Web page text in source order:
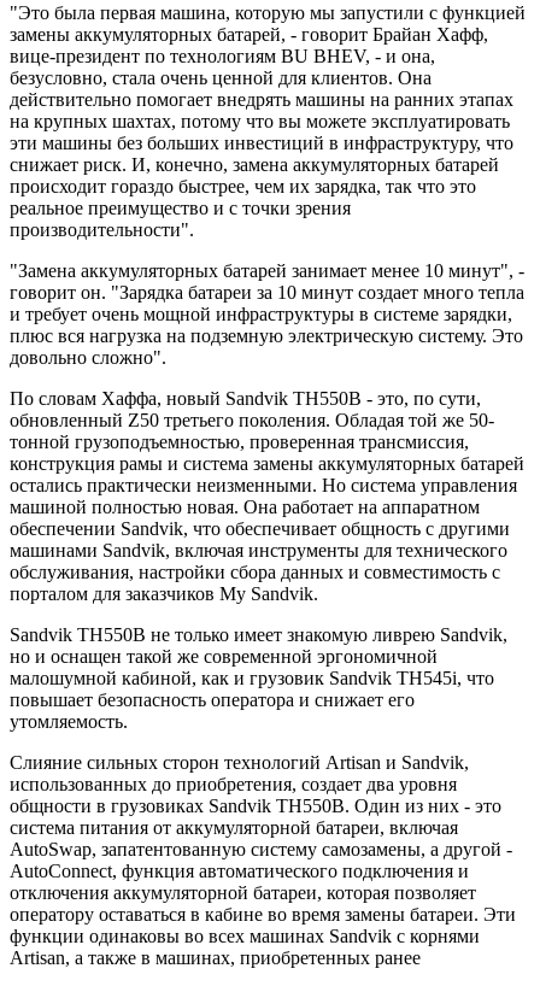
"Это была первая машина, которую мы запустили с функцией
замены аккумуляторных батарей, - говорит Брайан Хафф,
вице-президент по технологиям BU BHEV, - и она,
безусловно, стала очень ценной для клиентов. Она
действительно помогает внедрять машины на ранних этапах
на крупных шахтах, потому что вы можете эксплуатировать
эти машины без больших инвестиций в инфраструктуру, что
снижает риск. И, конечно, замена аккумуляторных батарей
происходит гораздо быстрее, чем их зарядка, так что это
реальное преимущество и с точки зрения
производительности".
"Замена аккумуляторных батарей занимает менее 10 минут", -
говорит он. "Зарядка батареи за 10 минут создает много тепла
и требует очень мощной инфраструктуры в системе зарядки,
плюс вся нагрузка на подземную электрическую систему. Это
довольно сложно".
По словам Хаффа, новый Sandvik TH550B - это, по сути,
обновленный Z50 третьего поколения. Обладая той же 50-
тонной грузоподъемностью, проверенная трансмиссия,
конструкция рамы и система замены аккумуляторных батарей
остались практически неизменными. Но система управления
машиной полностью новая. Она работает на аппаратном
обеспечении Sandvik, что обеспечивает общность с другими
машинами Sandvik, включая инструменты для технического
обслуживания, настройки сбора данных и совместимость с
порталом для заказчиков My Sandvik.
Sandvik TH550B не только имеет знакомую ливрею Sandvik,
но и оснащен такой же современной эргономичной
малошумной кабиной, как и грузовик Sandvik TH545i, что
повышает безопасность оператора и снижает его
утомляемость.
Слияние сильных сторон технологий Artisan и Sandvik,
использованных до приобретения, создает два уровня
общности в грузовиках Sandvik TH550B. Один из них - это
система питания от аккумуляторной батареи, включая
AutoSwap, запатентованную систему самозамены, а другой -
AutoConnect, функция автоматического подключения и
отключения аккумуляторной батареи, которая позволяет
оператору оставаться в кабине во время замены батареи. Эти
функции одинаковы во всех машинах Sandvik с корнями
Artisan, а также в машинах, приобретенных ранее